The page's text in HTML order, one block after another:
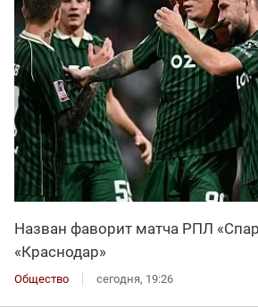
Назван фаворит матча РПЛ
«Краснодар»
Общество сегодня, 19:26